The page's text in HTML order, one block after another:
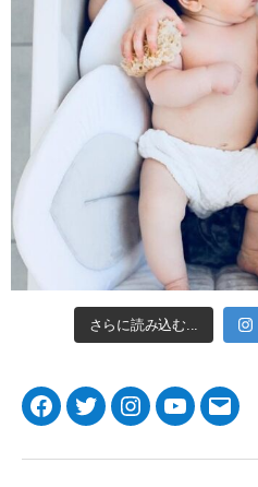
さらに読み込む...
Facebook
TwitterInstagramYouTube
メ